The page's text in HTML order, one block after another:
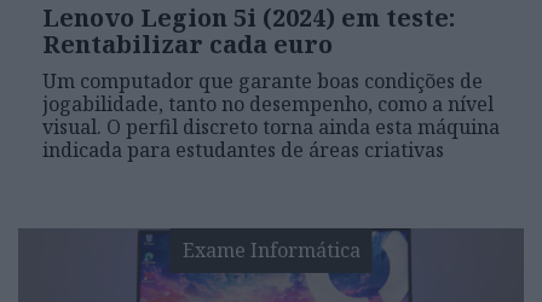
Lenovo Legion 5i (2024) em teste:
Rentabilizar cada euro
Um computador que garante boas condições de
jogabilidade, tanto no desempenho, como a nível
visual. O perfil discreto torna ainda esta máquina
indicada para estudantes de áreas criativas
Exame Informática